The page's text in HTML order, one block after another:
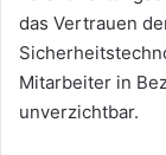
das Vertrauen
Mitarbeiter in
unverzichtbar.